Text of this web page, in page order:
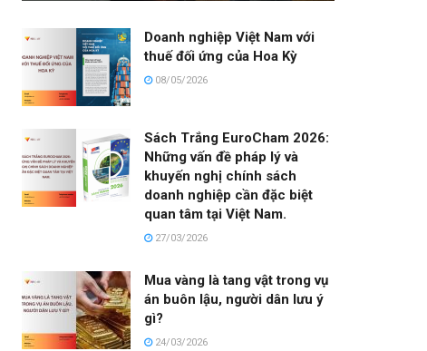
Doanh nghiệp Việt Nam với
thuế đối ứng của Hoa Kỳ
08/05/2026
Sách Trắng EuroCham 2026:
Những vấn đề pháp lý và
khuyến nghị chính sách
doanh nghiệp cần đặc biệt
quan tâm tại Việt Nam.
27/03/2026
Mua vàng là tang vật trong vụ
án buôn lậu, người dân lưu ý
gì?
24/03/2026